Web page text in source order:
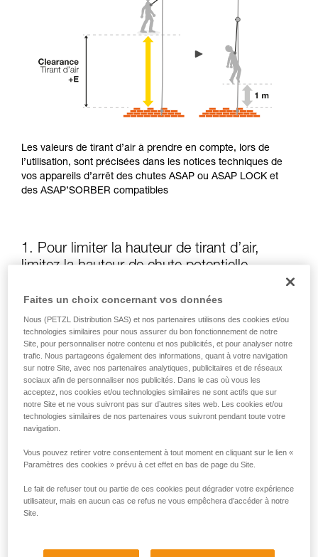
Les valeurs de tirant d’air à prendre en compte, lors de
l’utilisation, sont précisées dans les notices techniques de
vos appareils d’arrêt des chutes ASAP ou ASAP LOCK et
des ASAP’SORBER compatibles
1. Pour limiter la hauteur de tirant d’air,
limitez la hauteur de chute potentielle
La position de l’ASAP ou de l’ASAP LOCK, par rapport à
l’utilisateur, influe sur la hauteur de chute et donc sur la
longueur de déchirement de l’absorbeur d’énergie : ces
deux éléments augmentent le tirant d’air.
Gardez autant que possible l’ASAP ou l’ASAP LOCK au-
dessus du point d’attache de votre harnais
Faites un choix concernant vos données
Nous (PETZL Distribution SAS) et nos partenaires utilisons des cookies et/ou
technologies similaires pour nous assurer du bon fonctionnement de notre
Site, pour personnaliser notre contenu et nos publicités, et pour analyser notre
trafic. Nous partageons également des informations, quant à votre navigation
sur notre Site, avec nos partenaires analytiques, publicitaires et de réseaux
sociaux afin de personnaliser nos publicités. Dans le cas où vous les
acceptez, nos cookies et/ou technologies similaires ne sont actifs que sur
notre Site et ne vous suivront pas sur d’autres sites web. Les cookies et/ou
technologies similaires de nos partenaires vous suivront pendant toute votre
navigation.
Vous pouvez retirer votre consentement à tout moment en cliquant sur le lien «
Paramètres des cookies » prévu à cet effet en bas de page du Site.
Le fait de refuser tout ou partie de ces cookies peut dégrader votre expérience
utilisateur, mais en aucun cas ce refus ne vous empêchera d’accéder à notre
Site.